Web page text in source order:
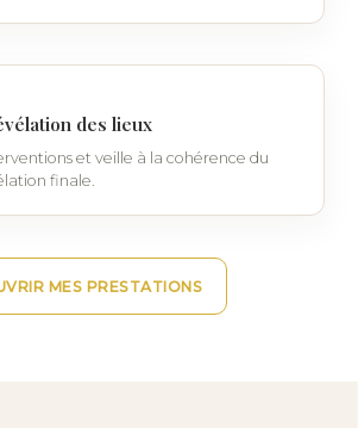
des lieux
et veille à la cohérence du
finale.
MES PRESTATIONS